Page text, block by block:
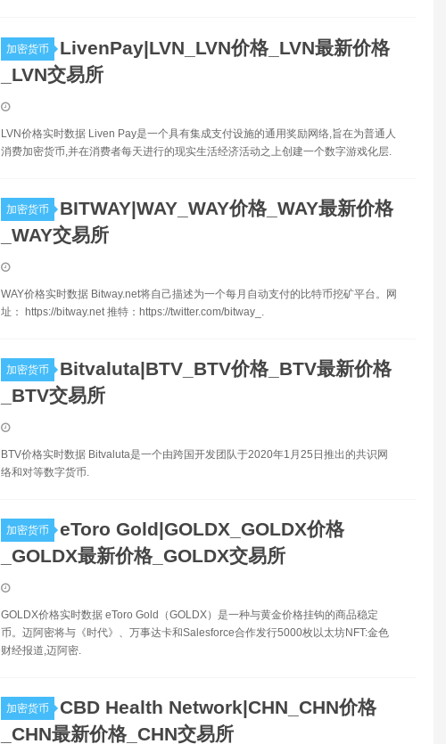
加密货币
LivenPay|LVN_LVN价格_LVN最新价格
_LVN交易所
LVN价格实时数据 Liven Pay是一个具有集成支付设施的通用奖励网络,旨在为普通人
消费加密货币,并在消费者每天进行的现实生活经济活动之上创建一个数字游戏化层.
加密货币
BITWAY|WAY_WAY价格_WAY最新价格
_WAY交易所
WAY价格实时数据 Bitway.net将自己描述为一个每月自动支付的比特币挖矿平台。网
址： https://bitway.net 推特：https://twitter.com/bitway_.
加密货币
Bitvaluta|BTV_BTV价格_BTV最新价格
_BTV交易所
BTV价格实时数据 Bitvaluta是一个由跨国开发团队于2020年1月25日推出的共识网
络和对等数字货币.
加密货币
eToro Gold|GOLDX_GOLDX价格
_GOLDX最新价格_GOLDX交易所
GOLDX价格实时数据 eToro Gold（GOLDX）是一种与黄金价格挂钩的商品稳定
币。迈阿密将与《时代》、万事达卡和Salesforce合作发行5000枚以太坊NFT:金色
财经报道,迈阿密.
加密货币
CBD Health Network|CHN_CHN价格
_CHN最新价格_CHN交易所